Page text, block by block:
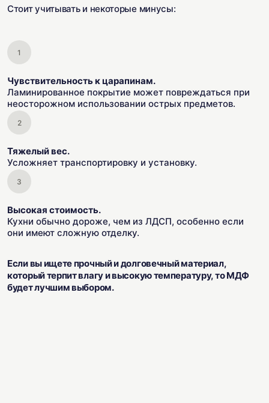
Стоит учитывать и некоторые минусы:
Чувствительность к царапинам.
Ламинированное покрытие может повреждаться при
неосторожном использовании острых предметов.
Тяжелый вес.
Усложняет транспортировку и установку.
Высокая стоимость.
Кухни обычно дороже, чем из ЛДСП, особенно если
они имеют сложную отделку.
Если вы ищете прочный и долговечный материал,
который терпит влагу и высокую температуру, то МДФ
будет лучшим выбором.